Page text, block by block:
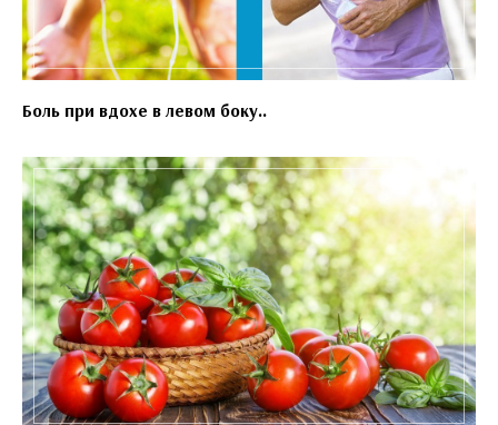
Боль при вдохе в левом боку..